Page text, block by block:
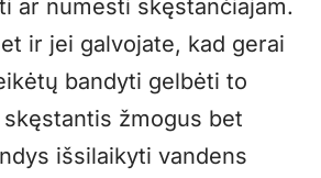
ar numesti skęstančiajam.
ir jei galvojate, kad gerai
bandyti gelbėti to
žmogus bet
išsilaikyti vandens